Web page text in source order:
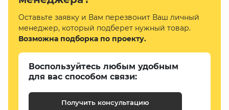
Оставьте заявку и Вам перезвонит Ваш личный
менеджер, который подберет нужный товар.
Возможна подборка по проекту.
Воспользуйтесь любым удобным
для вас способом связи:
Получить консультацию